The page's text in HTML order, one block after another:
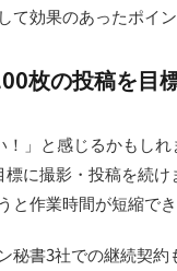
て効果のあったポイン
枚の投稿を目
！」と感じるかもし
標に撮影・投稿を続
と作業時間が短縮で
秘書3社での継続契